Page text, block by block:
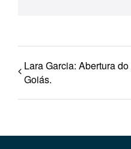
Lara Garcia: Abertura
Goiás.